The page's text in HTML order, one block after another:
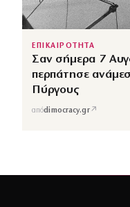
ΕΠΙΚΑΙΡΟΤΗΤΑ
Σαν σήμερα 7
περπάτησε
Πύργους
απόdimocracy.gr↗